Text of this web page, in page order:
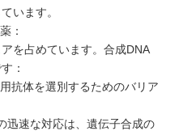
います。
：
を占めています。合成DNA
：
抗体を選別するためのバリア
迅速な対応は、遺伝子合成の